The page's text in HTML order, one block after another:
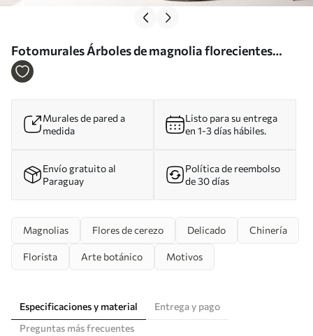
Fotomurales Árboles de magnolia florecientes
sobre un fondo de mármol Nr. u96114
Murales de pared a
medida
Listo para su entrega
en 1-3 días hábiles.
Envío gratuito al
Paraguay
Política de reembolso
de 30 días
Magnolias Flores de cerezo Delicado Chinería
Florista Arte botánico Motivos
Especificaciones y material
Entrega y pago
Preguntas más frecuentes